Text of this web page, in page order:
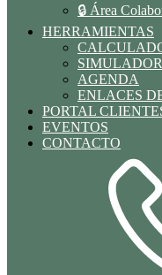
🔒 Área
HERRAMIENTAS
AGENDA
ENLACES
PORTAL
EVENTOS
CONTACTO